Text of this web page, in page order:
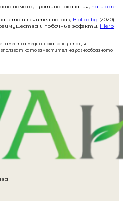
помага, противопоказания, natu.care
и лечител на рак, Biotica.bg (2020)
и побочные эффекты, iHerb
замества медицинска консултация.
като заместител на разнообразното